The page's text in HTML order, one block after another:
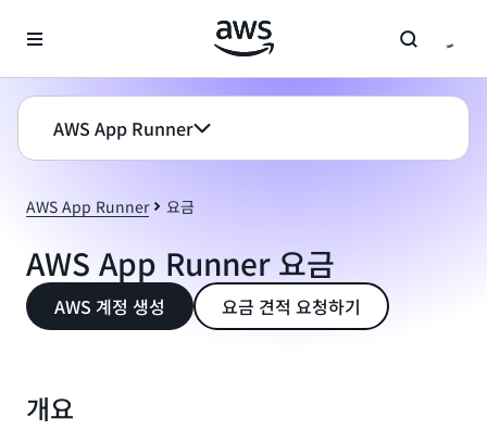
AWS App Runner
AWS App Runner 요금
AWS App Runner 요금
AWS 계정 생성 요금 견적 요청하기
개요